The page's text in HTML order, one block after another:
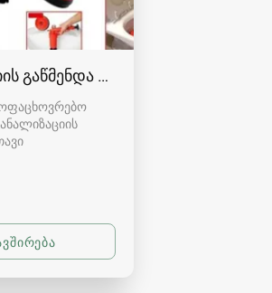
გაწმენდა რუსთავში - 591004680